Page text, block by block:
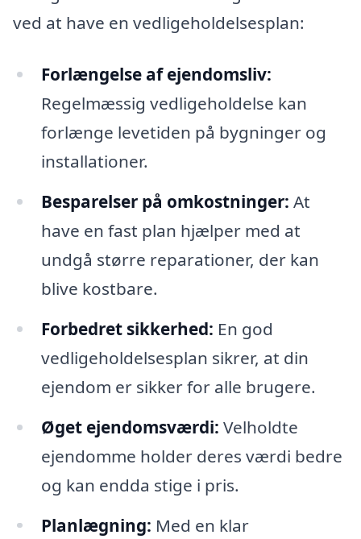
ved at have en vedligeholdelsesplan:
Forlængelse af ejendomsliv:
Regelmæssig vedligeholdelse kan
forlænge levetiden på bygninger og
installationer.
Besparelser på omkostninger: At
have en fast plan hjælper med at
undgå større reparationer, der kan
blive kostbare.
Forbedret sikkerhed: En god
vedligeholdelsesplan sikrer, at din
ejendom er sikker for alle brugere.
Øget ejendomsværdi: Velholdte
ejendomme holder deres værdi bedre
og kan endda stige i pris.
Planlægning: Med en klar